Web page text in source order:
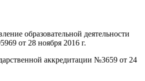
образовательной деятельности
от 28 ноября 2016 г.
аккредитации №3659 от 24